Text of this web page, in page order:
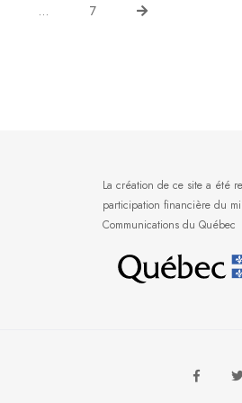
… 7
La création de ce site a été
participation financière du
Communications du Québec